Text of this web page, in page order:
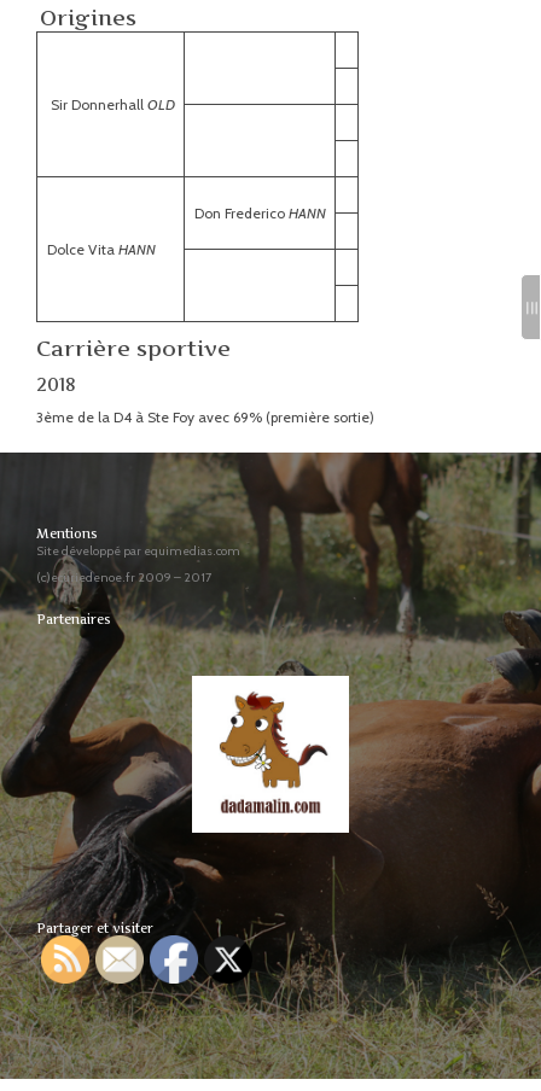
Origines
Sir Donnerhall OLD
Dolce Vita HANN
Don Frederico HANN
Carrière sportive
2018
3ème de la D4 à Ste Foy avec 69% (première sortie)
Mentions
Site développé par equimedias.com
(c)ecuriedenoe.fr 2009 – 2017
Partenaires
Partager et visiter